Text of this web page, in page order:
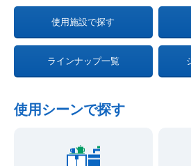
使用施設で探す
ラインナップ一覧
使用シーンで探す